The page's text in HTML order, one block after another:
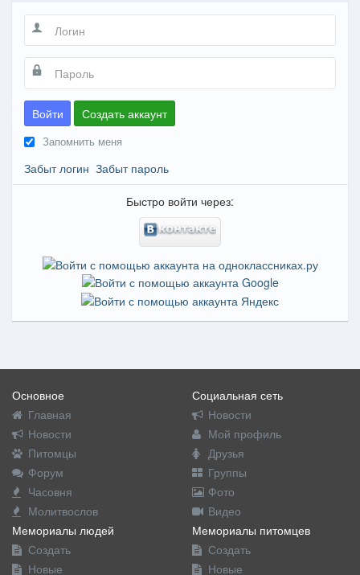
Войти Создать аккаунт
Запомнить меня
Забыт логин Забыт пароль
Быстро войти через:
Основное
Главная
Новости
Питомцы
Форум
Часовня
Молитвослов
Социальная сеть
Новости
Мой профиль
Друзья
Группы
Фото
Видео
Мемориалы людей
Создать
Новые
Мемориалы питомцев
Создать
Новые